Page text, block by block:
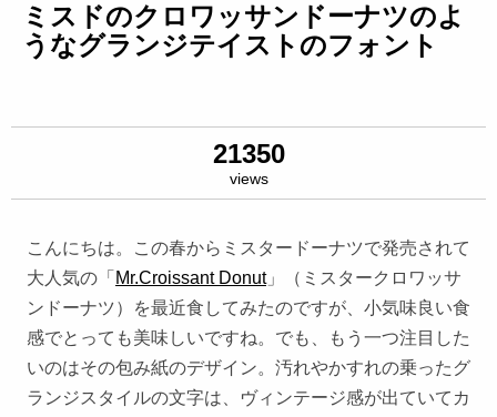
ミスドのクロワッサンドーナツのよ
うなグランジテイストのフォント
21350
views
こんにちは。この春からミスタードーナツで発売されて
大人気の「 Mr.Croissant Donut」（ミスタークロワッサ
ンドーナツ）を最近食してみたのですが、小気味良い食
感でとっても美味しいですね。でも、もう一つ注目した
いのはその包み紙のデザイン。汚れやかすれの乗ったグ
ランジスタイルの文字は、ヴィンテージ感が出ていてカ